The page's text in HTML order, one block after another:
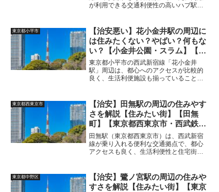
が利用できる交通利便性の高いハブ駅で
と落ち着いた住環境が共存するエリアと
して人気があります。以下...
東京都小平市
【治安悪い】花小金井駅の周辺に
は住みたくない？やばい？何もな
い？【小金井公園・スラム】【東
京都小平市・西武鉄道】
東京都小平市の西武新宿線「花小金井
駅」周辺は、都心へのアクセスが比較的
良く、生活利便施設も揃っていることか
みにくさを感じる点や治安面での注意点
も存在します。以下に詳しく...
東京都西東京市
【治安】田無駅の周辺の住みやす
さを解説【住みたい街】【田無
町】【東京都西東京市・西武鉄道
新宿線】
田無駅（東京都西東京市）は、西武新宿
線が乗り入れる便利な交通拠点で、都心
アクセスも良く、生活利便性と住宅街と
もあります。以下に「住みにくいポイン
ト」と「治安の注意点」を...
東京都中野区
【治安】鷺ノ宮駅の周辺の住みや
すさを解説【住みたい街】【東京